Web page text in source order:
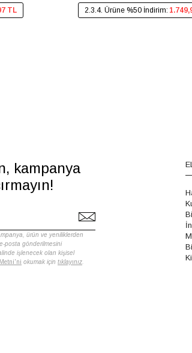
TL 2.3.4. Ürüne %50 İndirim:
kampanya
ürün ve yeniliklerden
posta gönderilmesini
işlenecek olan kişisel
okumak için tıklayınız